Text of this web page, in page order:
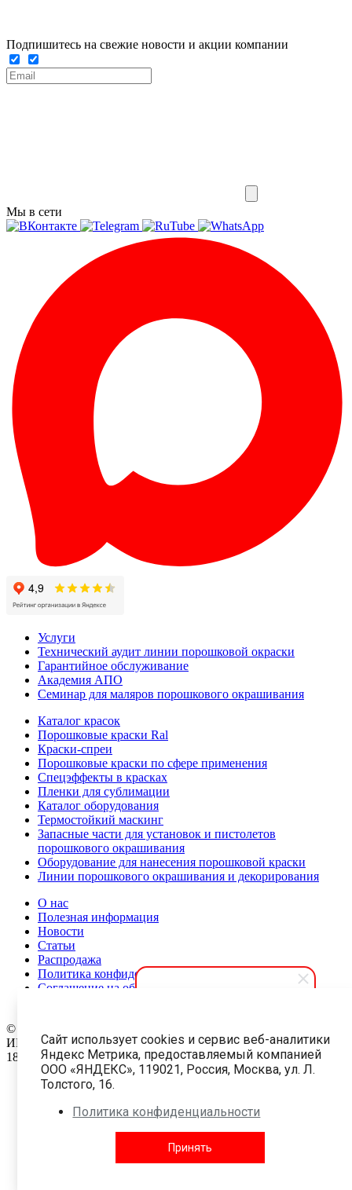
Здравствуйте! Мы готовы
помочь вам. Напишите, если у
вас появятся вопросы.
Подпишитесь на свежие новости и акции компании
Мы в сети
Услуги
Технический аудит линии порошковой окраски
Гарантийное обслуживание
Академия АПО
Семинар для маляров порошкового окрашивания
Каталог красок
Порошковые краски Ral
Краски-спреи
Порошковые краски по сфере применения
Спецэффекты в красках
Пленки для сублимации
Каталог оборудования
Термостойкий маскинг
Запасные части для установок и пистолетов
порошкового окрашивания
Оборудование для нанесения порошковой краски
Линии порошкового окрашивания и декорирования
О нас
Полезная информация
Новости
Статьи
Распродажа
Политика конфиденциальности
Соглашение на обработку персональных данных
© 1999-2026 Все права защищены.
ИНН: 9702043058 ОГРН: 1227700282040
18 +
Сайт использует cookies и сервис веб-аналитики
Яндекс Метрика, предоставляемый компанией
ООО «ЯНДЕКС», 119021, Россия, Москва, ул. Л.
Толстого, 16.
Политика конфиденциальности
Принять